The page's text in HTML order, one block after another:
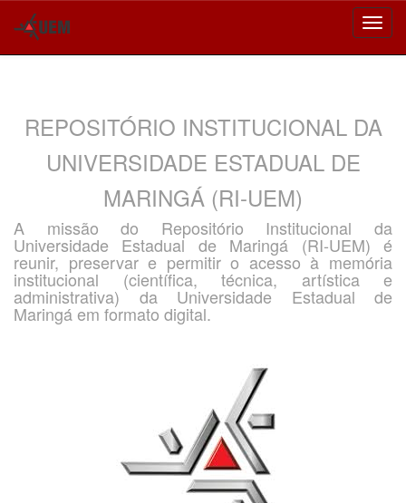
REPOSITÓRIO INSTITUCIONAL DA
UNIVERSIDADE ESTADUAL DE
MARINGÁ (RI-UEM)
A missão do Repositório Institucional da
Universidade Estadual de Maringá (RI-UEM) é
reunir, preservar e permitir o acesso à memória
institucional (científica, técnica, artística e
administrativa) da Universidade Estadual de
Maringá em formato digital.